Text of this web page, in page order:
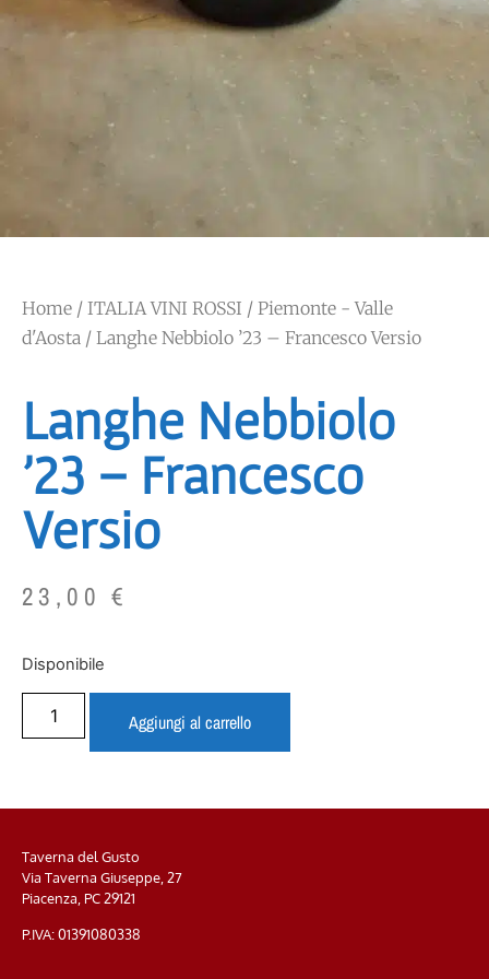
Home / ITALIA VINI ROSSI / Piemonte - Valle
d'Aosta / Langhe Nebbiolo ’23 – Francesco Versio
Langhe Nebbiolo
’23 – Francesco
Versio
23,00€
Disponibile
Aggiungi al carrello
Taverna del Gusto
Via Taverna Giuseppe, 27
Piacenza, PC29121
P.IVA: 01391080338